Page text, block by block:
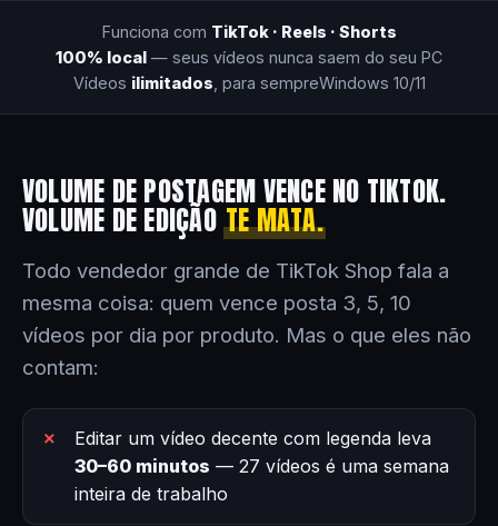
Funciona com TikTok · Reels · Shorts
100% local — seus vídeos nunca saem do seu PC
Vídeos ilimitados , para sempreWindows 10/11
VOLUME DE POSTAGEM VENCE NO TIKTOK.
VOLUME DE EDIÇÃOTE MATA.
Todo vendedor grande de TikTok Shop fala a
mesma coisa: quem vence posta 3, 5, 10
vídeos por dia por produto. Mas o que eles não
contam:
Editar um vídeo decente com legenda leva
30–60 minutos — 27 vídeos é uma semana
inteira de trabalho